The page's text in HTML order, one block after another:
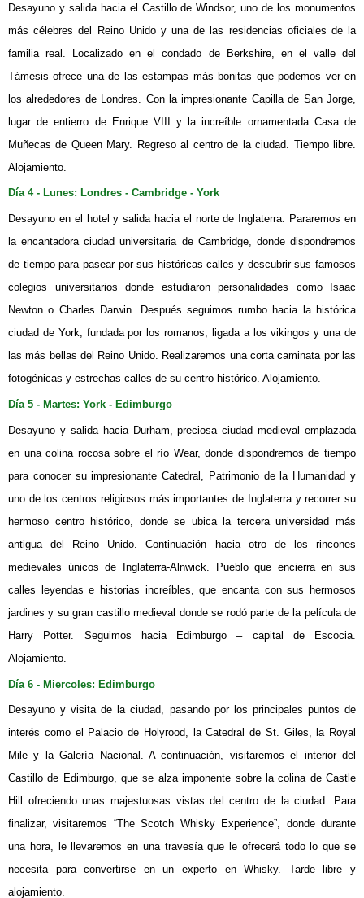
Desayuno y salida hacia el Castillo de Windsor, uno de los monumentos
más célebres del Reino Unido y una de las residencias oficiales de la
familia real. Localizado en el condado de Berkshire, en el valle del
Támesis ofrece una de las estampas más bonitas que podemos ver en
los alrededores de Londres. Con la impresionante Capilla de San Jorge,
lugar de entierro de Enrique VIII y la increíble ornamentada Casa de
Muñecas de Queen Mary. Regreso al centro de la ciudad. Tiempo libre.
Alojamiento.
Día 4 - Lunes: Londres - Cambridge - York
Desayuno en el hotel y salida hacia el norte de Inglaterra. Pararemos en
la encantadora ciudad universitaria de Cambridge, donde dispondremos
de tiempo para pasear por sus históricas calles y descubrir sus famosos
colegios universitarios donde estudiaron personalidades como Isaac
Newton o Charles Darwin. Después seguimos rumbo hacia la histórica
ciudad de York, fundada por los romanos, ligada a los vikingos y una de
las más bellas del Reino Unido. Realizaremos una corta caminata por las
fotogénicas y estrechas calles de su centro histórico. Alojamiento.
Día 5 - Martes: York - Edimburgo
Desayuno y salida hacia Durham, preciosa ciudad medieval emplazada
en una colina rocosa sobre el río Wear, donde dispondremos de tiempo
para conocer su impresionante Catedral, Patrimonio de la Humanidad y
uno de los centros religiosos más importantes de Inglaterra y recorrer su
hermoso centro histórico, donde se ubica la tercera universidad más
antigua del Reino Unido. Continuación hacia otro de los rincones
medievales únicos de Inglaterra-Alnwick. Pueblo que encierra en sus
calles leyendas e historias increíbles, que encanta con sus hermosos
jardines y su gran castillo medieval donde se rodó parte de la película de
Harry Potter. Seguimos hacia Edimburgo – capital de Escocia.
Alojamiento.
Día 6 - Miercoles: Edimburgo
Desayuno y visita de la ciudad, pasando por los principales puntos de
interés como el Palacio de Holyrood, la Catedral de St. Giles, la Royal
Mile y la Galería Nacional. A continuación, visitaremos el interior del
Castillo de Edimburgo, que se alza imponente sobre la colina de Castle
Hill ofreciendo unas majestuosas vistas del centro de la ciudad. Para
finalizar, visitaremos “The Scotch Whisky Experience”, donde durante
una hora, le llevaremos en una travesía que le ofrecerá todo lo que se
necesita para convertirse en un experto en Whisky. Tarde libre y
alojamiento.